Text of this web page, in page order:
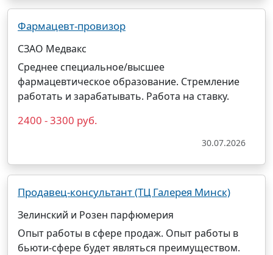
Фармацевт-провизор
СЗАО Медвакс
Среднее специальное/высшее
фармацевтическое образование. Стремление
работать и зарабатывать. Работа на ставку.
2400 - 3300 руб.
30.07.2026
Продавец-консультант (ТЦ Галерея Минск)
Зелинский и Розен парфюмерия
Опыт работы в сфере продаж. Опыт работы в
бьюти-сфере будет являться преимуществом.